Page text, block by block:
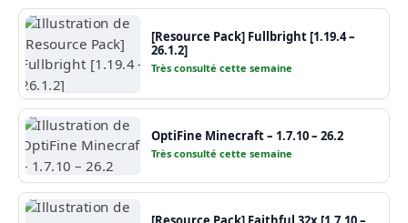
[Resource Pack] Fullbright [1.19.4 –
26.1.2]
Très consulté cette semaine
OptiFine Minecraft – 1.7.10 – 26.2
Très consulté cette semaine